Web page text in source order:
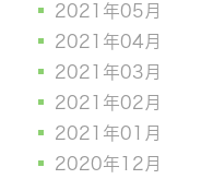
2021年05月
2021年04月
2021年03月
2021年02月
2021年01月
2020年12月